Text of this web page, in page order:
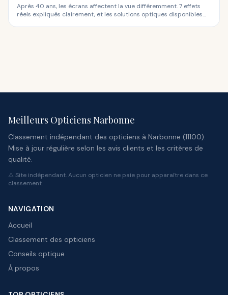
Après 40 ans, les écrans affectent la vue différemment. 7 effets
réels expliqués clairement, et les solutions optiques disponibles
Meilleurs Opticiens Narbonne
Classement indépendant des opticiens à Narbonne (11100).
Mise à jour régulière selon les avis clients et les critères de
qualité.
⚠️ Site indépendant. Aucun opticien ne paie pour apparaître dans ce
classement.
NAVIGATION
Accueil
Classement des opticiens
Conseils optique
À propos